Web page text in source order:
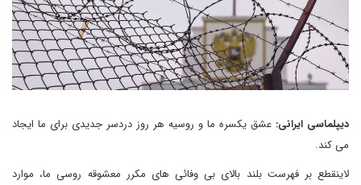
دیپلماسی ایرانی: عشق یکسره ما و روسیه هر روز دردسر جدیدی برای ما ایجاد
می کند.
لاینقطع بر فهرست بلند بالای بی وفائی های مکرر معشوقه روسی ما، موارد